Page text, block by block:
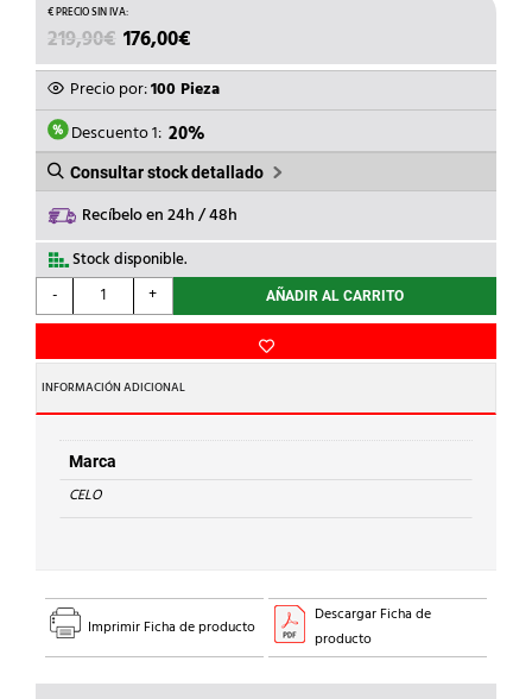
219,90€ EL
PRECIO
ORIGINAL
ERA:
219,90€.
176,00€
PRECIO
ACTUAL
ES:
176,00€.
Precio por:100 Pieza
Descuento 1: 20%
Consultar stock detallado
Recíbelo en 24h / 48h
Stock disponible.
-
CELO
-
METÁLICA
M8-
M10
REFORZADA
ISOFÓNICA
DIÁMETRO
25-
+ AÑADIR AL CARRITO
INFORMACIÓN ADICIONAL
Marca
CELO
Imprimir Ficha de producto
Descargar Ficha de
producto